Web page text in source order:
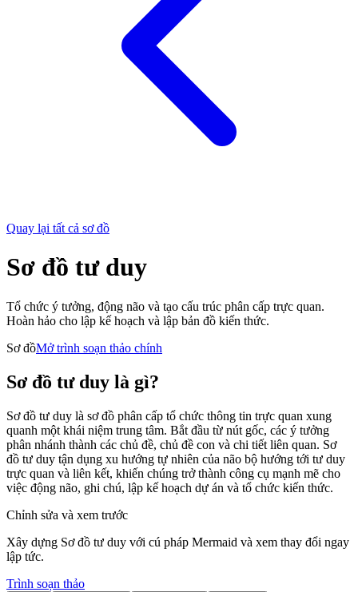
Quay lại tất cả sơ đồ
Sơ đồ tư duy
Tổ chức ý tưởng, động não và tạo cấu trúc phân cấp trực quan.
Hoàn hảo cho lập kế hoạch và lập bản đồ kiến thức.
Sơ đồMở trình soạn thảo chính
Sơ đồ tư duy là gì?
Sơ đồ tư duy là sơ đồ phân cấp tổ chức thông tin trực quan xung
quanh một khái niệm trung tâm. Bắt đầu từ nút gốc, các ý tưởng
phân nhánh thành các chủ đề, chủ đề con và chi tiết liên quan. Sơ
đồ tư duy tận dụng xu hướng tự nhiên của não bộ hướng tới tư duy
trực quan và liên kết, khiến chúng trở thành công cụ mạnh mẽ cho
việc động não, ghi chú, lập kế hoạch dự án và tổ chức kiến thức.
Chỉnh sửa và xem trước
Xây dựng Sơ đồ tư duy với cú pháp Mermaid và xem thay đổi ngay
lập tức.
Trình soạn thảo